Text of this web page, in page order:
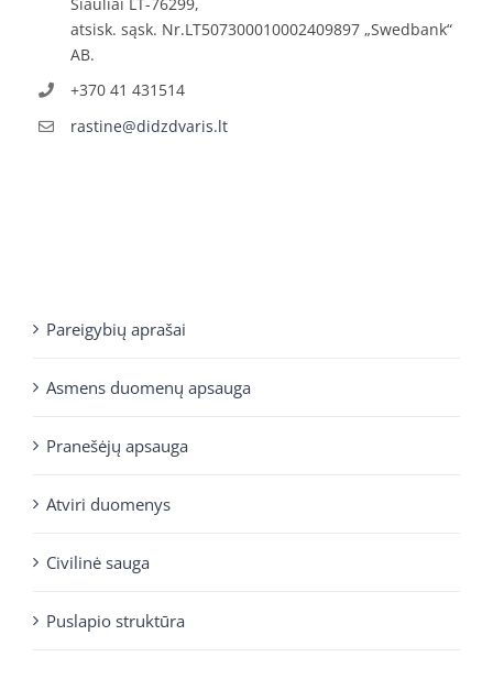
atsisk. sąsk. Nr.LT507300010002409897 „Swedbank“
AB.
+370 41 431514
rastine@didzdvaris.lt
Pareigybių aprašai
Asmens duomenų apsauga
Pranešėjų apsauga
Atviri duomenys
Civilinė sauga
Puslapio struktūra